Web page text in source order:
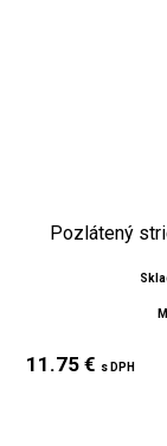
Pozlátený
11.75 € s DPH